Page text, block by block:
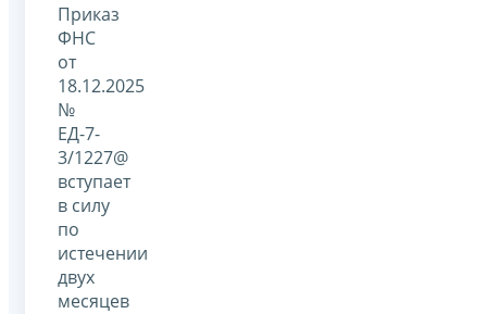
Приказ
ФНС
от
18.12.2025
№
ЕД-7-
3/1227@
вступает
в силу
по
истечении
двух
месяцев